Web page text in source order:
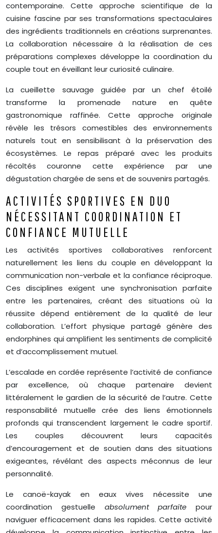
contemporaine. Cette approche scientifique de la
cuisine fascine par ses transformations spectaculaires
des ingrédients traditionnels en créations surprenantes.
La collaboration nécessaire à la réalisation de ces
préparations complexes développe la coordination du
couple tout en éveillant leur curiosité culinaire.
La cueillette sauvage guidée par un chef étoilé
transforme la promenade nature en quête
gastronomique raffinée. Cette approche originale
révèle les trésors comestibles des environnements
naturels tout en sensibilisant à la préservation des
écosystèmes. Le repas préparé avec les produits
récoltés couronne cette expérience par une
dégustation chargée de sens et de souvenirs partagés.
ACTIVITÉS SPORTIVES EN DUO
NÉCESSITANT COORDINATION ET
CONFIANCE MUTUELLE
Les activités sportives collaboratives renforcent
naturellement les liens du couple en développant la
communication non-verbale et la confiance réciproque.
Ces disciplines exigent une synchronisation parfaite
entre les partenaires, créant des situations où la
réussite dépend entièrement de la qualité de leur
collaboration. L’effort physique partagé génère des
endorphines qui amplifient les sentiments de complicité
et d’accomplissement mutuel.
L’escalade en cordée représente l’activité de confiance
par excellence, où chaque partenaire devient
littéralement le gardien de la sécurité de l’autre. Cette
responsabilité mutuelle crée des liens émotionnels
profonds qui transcendent largement le cadre sportif.
Les couples découvrent leurs capacités
d’encouragement et de soutien dans des situations
exigeantes, révélant des aspects méconnus de leur
personnalité.
Le canoë-kayak en eaux vives nécessite une
coordination gestuelle absolument parfaite pour
naviguer efficacement dans les rapides. Cette activité